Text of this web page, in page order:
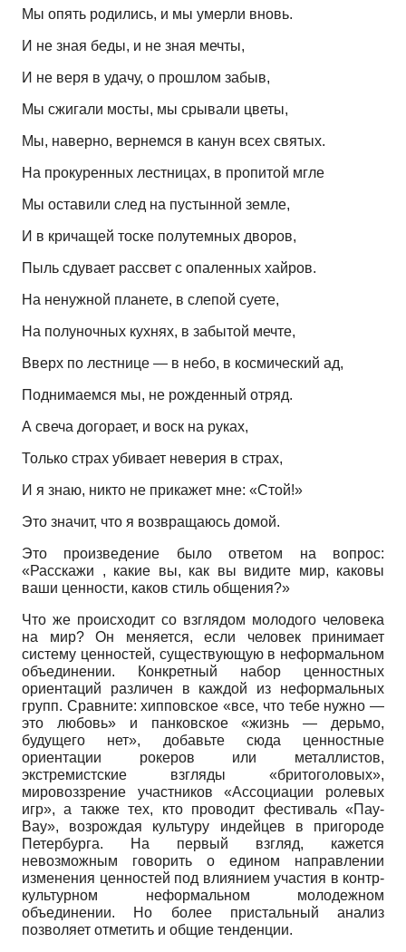
Мы опять родились, и мы умерли вновь.
И не зная беды, и не зная мечты,
И не веря в удачу, о прошлом забыв,
Мы сжигали мосты, мы срывали цветы,
Мы, наверно, вернемся в канун всех святых.
На прокуренных лестницах, в пропитой мгле
Мы оставили след на пустынной земле,
И в кричащей тоске полутемных дворов,
Пыль сдувает рассвет с опаленных хайров.
На ненужной планете, в слепой суете,
На полуночных кухнях, в забытой мечте,
Вверх по лестнице — в небо, в космический ад,
Поднимаемся мы, не рожденный отряд.
А свеча догорает, и воск на руках,
Только страх убивает неверия в страх,
И я знаю, никто не прикажет мне: «Стой!»
Это значит, что я возвращаюсь домой.
Это произведение было ответом на вопрос:
«Расскажи , какие вы, как вы видите мир, каковы
ваши ценности, каков стиль общения?»
Что же происходит со взглядом молодого человека
на мир? Он меняется, если человек принимает
систему ценностей, существующую в неформальном
объединении. Конкретный набор ценностных
ориентаций различен в каждой из неформальных
групп. Сравните: хипповское «все, что тебе нужно —
это любовь» и панковское «жизнь — дерьмо,
будущего нет», добавьте сюда ценностные
ориентации рокеров или металлистов,
экстремистские взгляды «бритоголовых»,
мировоззрение участников «Ассоциации ролевых
игр», а также тех, кто проводит фестиваль «Пау-
Вау», возрождая культуру индейцев в пригороде
Петербурга. На первый взгляд, кажется
невозможным говорить о едином направлении
изменения ценностей под влиянием участия в контр­
культурном неформальном молодежном
объединении. Но более пристальный анализ
позволяет отметить и общие тенденции.